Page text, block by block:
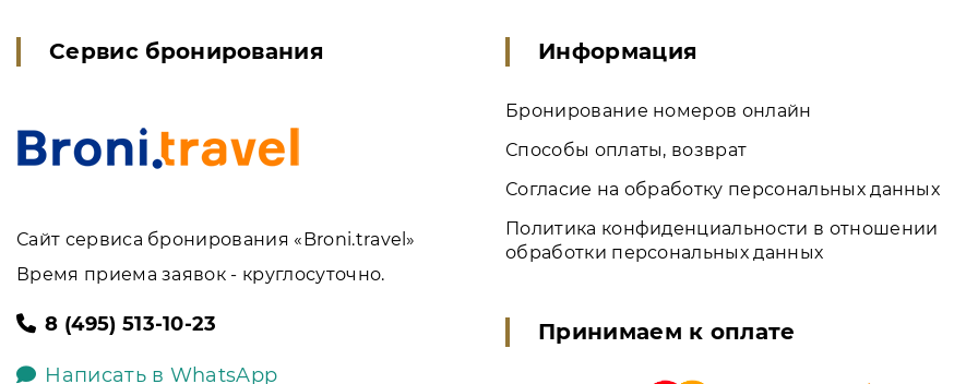
Сервис бронирования
Сайт сервиса бронирования «Broni.travel»
Время приема заявок - круглосуточно.
8 (495) 513-10-23
Написать в WhatsApp
Информация
Бронирование номеров онлайн
Способы оплаты, возврат
Согласие на обработку персональных данных
Политика конфиденциальности в отношении
обработки персональных данных
Принимаем к оплате